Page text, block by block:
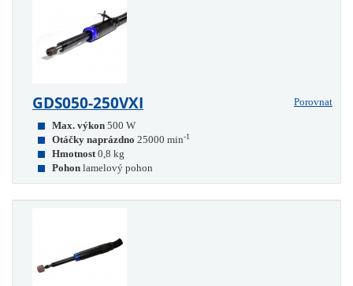
GDS050-250VXI
Porovnat
Max. výkon 500 W
Otáčky naprázdno 25000 min-1
Hmotnost 0,8 kg
Pohon lamelový pohon